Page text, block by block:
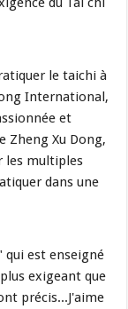
le taichi à
International,
et
Zheng Xu Dong,
les multiples
dans une
qui est enseigné
exigeant que
précis...J'aime